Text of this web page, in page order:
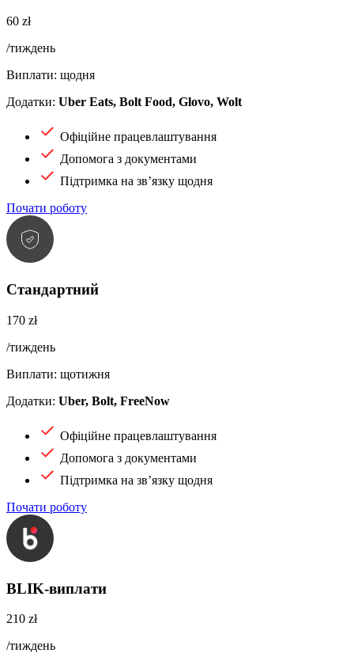
60 zł
/тиждень
Виплати: щодня
Додатки: Uber Eats, Bolt Food, Glovo, Wolt
Офіційне працевлаштування
Допомога з документами
Підтримка на зв’язку щодня
Почати роботу
Стандартний
170 zł
/тиждень
Виплати: щотижня
Додатки: Uber, Bolt, FreeNow
Офіційне працевлаштування
Допомога з документами
Підтримка на зв’язку щодня
Почати роботу
BLIK-виплати
210 zł
/тиждень